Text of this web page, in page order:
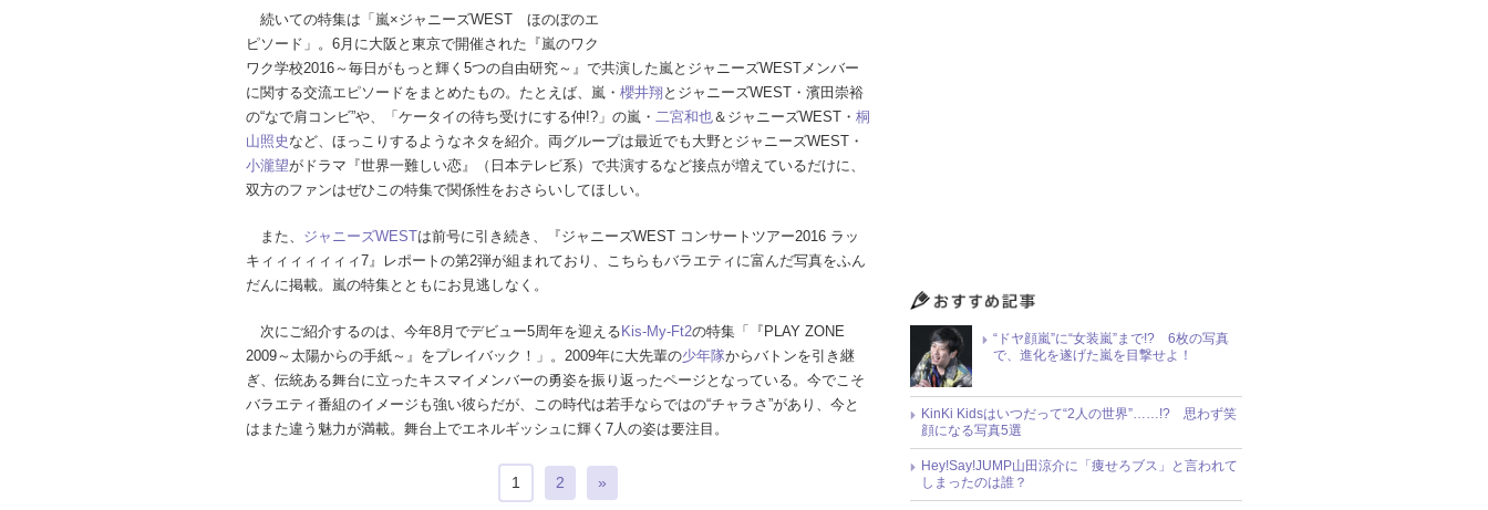
続いての特集は「嵐×ジャニーズWEST ほのぼのエ
ピソード」。6月に大阪と東京で開催された『嵐のワク
ワク学校2016～毎日がもっと輝く5つの自由研究～』で共演した嵐とジャニーズWESTメンバー
に関する交流エピソードをまとめたもの。たとえば、嵐・ 櫻井翔 とジャニーズWEST・濱田崇裕
の“なで肩コンビ”や、「ケータイの待ち受けにする仲!?」の嵐・ 二宮和也＆ジャニーズWEST・ 桐
山照史 など、ほっこりするようなネタを紹介。両グループは最近でも大野とジャニーズWEST・
小瀧望がドラマ『世界一難しい恋』（日本テレビ系）で共演するなど接点が増えているだけに、
双方のファンはぜひこの特集で関係性をおさらいしてほしい。
また、 ジャニーズWESTは前号に引き続き、『ジャニーズWEST コンサートツアー2016 ラッ
キィィィィィィィ7』レポートの第2弾が組まれており、こちらもバラエティに富んだ写真をふん
だんに掲載。嵐の特集とともにお見逃しなく。
次にご紹介するのは、今年8月でデビュー5周年を迎える Kis-My-Ft2の特集「『PLAY ZONE
2009～太陽からの手紙～』をプレイバック！」。2009年に大先輩の少年隊からバトンを引き継
ぎ、伝統ある舞台に立ったキスマイメンバーの勇姿を振り返ったページとなっている。今でこそ
バラエティ番組のイメージも強い彼らだが、この時代は若手ならではの“チャラさ”があり、今と
はまた違う魅力が満載。舞台上でエネルギッシュに輝く7人の姿は要注目。
1 2 »
“ドヤ顔嵐”に“女装嵐”まで!? 6枚の写真
で、進化を遂げた嵐を目撃せよ！
KinKi Kidsはいつだって“2人の世界”……!? 思わず笑
顔になる写真5選
Hey!Say!JUMP山田涼介に「痩せろブス」と言われて
しまったのは誰？